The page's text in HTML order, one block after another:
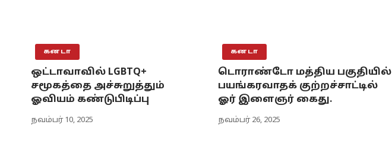
கனடா
ஒட்டாவாவில் LGBTQ+
சமூகத்தை அச்சுறுத்தும்
ஓவியம் கண்டுபிடிப்பு
நவம்பர் 10, 2025
கனடா
டொராண்டோ மத்திய பகுதியில்
பயங்கரவாதக் குற்றச்சாட்டில்
ஓர் இளைஞர் கைது.
நவம்பர் 26, 2025